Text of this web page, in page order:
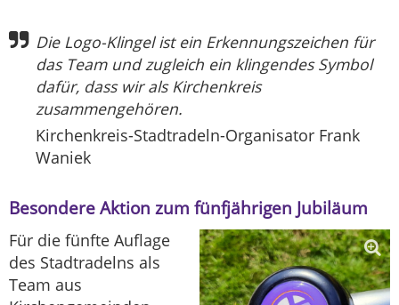
Die Logo-Klingel ist ein Erkennungszeichen für
das Team und zugleich ein klingendes Symbol
dafür, dass wir als Kirchenkreis
zusammengehören.
Kirchenkreis-Stadtradeln-Organisator Frank
Waniek
Besondere Aktion zum fünfjährigen Jubiläum
Für die fünfte Auflage
des Stadtradelns als
Team aus